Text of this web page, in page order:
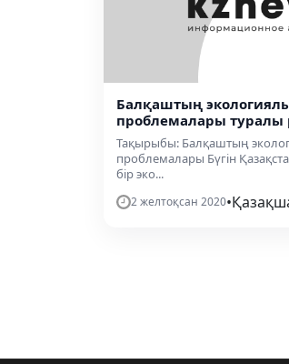
Балқаштың
проблемалары туралы
Тақырыбы: Балқаштың
проблемалары Бүгін
бір эко...
2 желтоқсан 2020•